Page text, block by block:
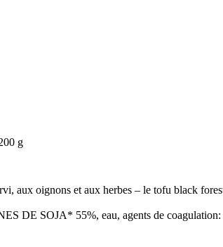
g
aux oignons et aux herbes – le tofu black
DE SOJA* 55%, eau, agents de